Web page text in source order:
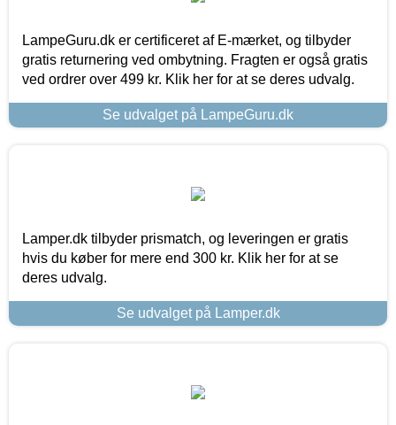
LampeGuru.dk er certificeret af E-mærket, og tilbyder
gratis returnering ved ombytning. Fragten er også gratis
ved ordrer over 499 kr. Klik her for at se deres udvalg.
Se udvalget på LampeGuru.dk
Lamper.dk tilbyder prismatch, og leveringen er gratis
hvis du køber for mere end 300 kr. Klik her for at se
deres udvalg.
Se udvalget på Lamper.dk